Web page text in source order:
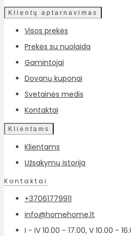
Klientų aptarnavimas
Visos prekės
Prekės su nuolaida
Gamintojai
Dovanų kuponai
Svetainės medis
Kontaktai
Klientams
Klientams
Užsakymų istorija
Kontaktai
+37061779911
info@homehome.lt
I - IV 10.00 - 17.00, V 10.00 -